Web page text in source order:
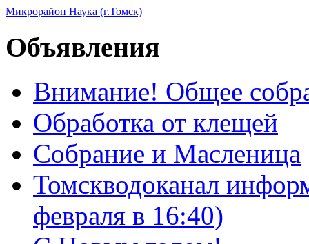
Микрорайон Наука (г.Томск)
Объявления
Внимание! Общее
Обработка от клещей
Собрание и Масленица
Томскводоканал
февраля в 16:40)